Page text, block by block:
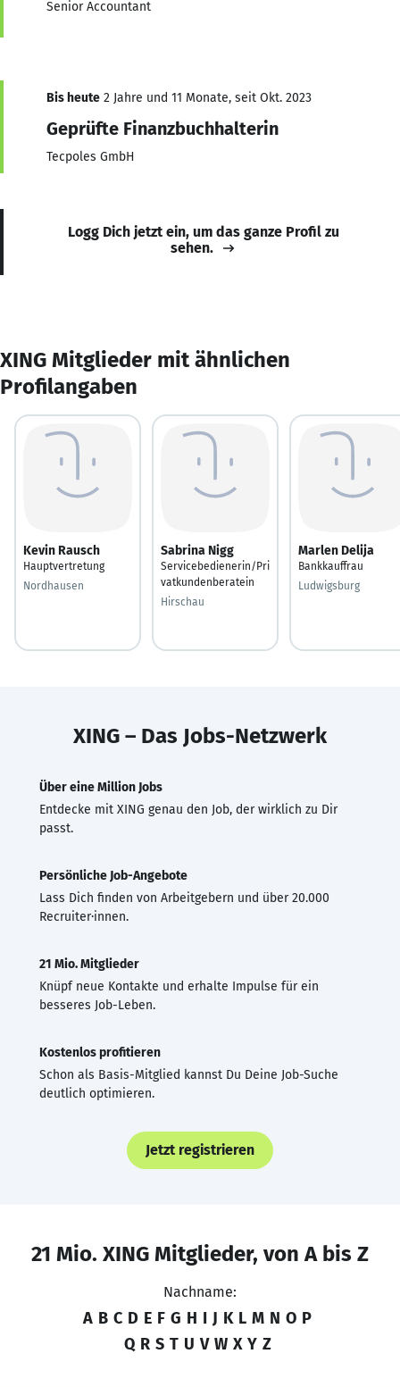
Senior Accountant
Bis heute 2 Jahre und 11 Monate, seit Okt. 2023
Geprüfte Finanzbuchhalterin
Tecpoles GmbH
Logg Dich jetzt ein, um das ganze Profil zu
sehen.
XING Mitglieder mit ähnlichen
Profilangaben
Kevin Rausch
Hauptvertretung
Nordhausen
Sabrina Nigg
Servicebedienerin/Pri
vatkundenberatein
Hirschau
Marlen Delija
Bankkauffrau
Ludwigsburg
XING – Das Jobs-Netzwerk
Über eine Million Jobs
Entdecke mit XING genau den Job, der wirklich zu Dir
passt.
Persönliche Job-Angebote
Lass Dich finden von Arbeitgebern und über 20.000
Recruiter·innen.
21 Mio. Mitglieder
Knüpf neue Kontakte und erhalte Impulse für ein
besseres Job-Leben.
Kostenlos profitieren
Schon als Basis-Mitglied kannst Du Deine Job-Suche
deutlich optimieren.
Jetzt registrieren
21 Mio. XING Mitglieder, von A bis Z
Nachname:
A B C D E F G H I J K L M N O P
Q R S T U V W X Y Z